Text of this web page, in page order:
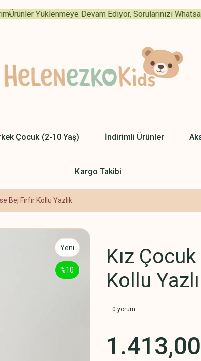
Yüklenmeye Devam Ediyor, Sorularınızı
Çocuk (2-10 Yaş) İndirimli Ürünler
Kargo Takibi
Bej Fırfır Kollu Yazlık
Yeni
%10
Kız
Kollu
0 yorum